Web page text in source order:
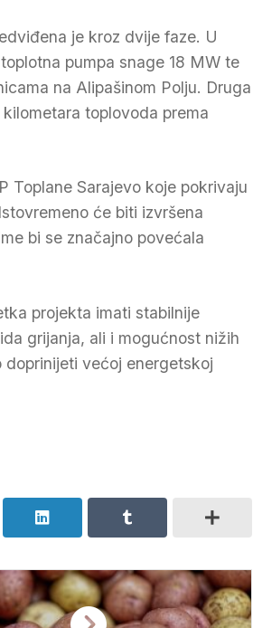
je kroz dvije faze. U
pumpa snage 18 MW te
na Alipašinom Polju. Druga
toplovoda prema
Toplane Sarajevo koje pokrivaju
će biti izvršena
bi se značajno povećala
projekta imati stabilnije
grijanja, ali i mogućnost nižih
većoj energetskoj